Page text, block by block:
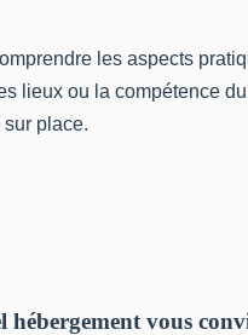
les aspects
lieux ou la compétence
place.
vous